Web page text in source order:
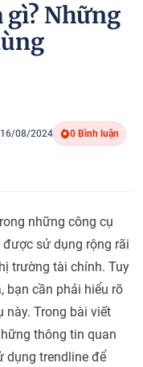
Những
08/2024 0 Bình luận
những công cụ
sử dụng rộng rãi
trường tài chính. Tuy
bạn cần phải hiểu rõ
này. Trong bài viết
thông tin quan
dụng trendline để